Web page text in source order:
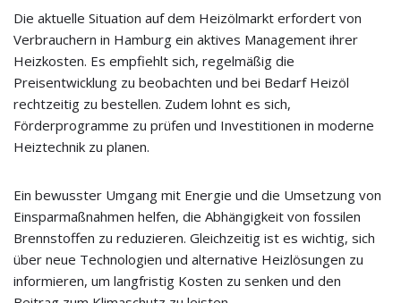
Die aktuelle Situation auf dem Heizölmarkt erfordert von
Verbrauchern in Hamburg ein aktives Management ihrer
Heizkosten. Es empfiehlt sich, regelmäßig die
Preisentwicklung zu beobachten und bei Bedarf Heizöl
rechtzeitig zu bestellen. Zudem lohnt es sich,
Förderprogramme zu prüfen und Investitionen in moderne
Heiztechnik zu planen.
Ein bewusster Umgang mit Energie und die Umsetzung von
Einsparmaßnahmen helfen, die Abhängigkeit von fossilen
Brennstoffen zu reduzieren. Gleichzeitig ist es wichtig, sich
über neue Technologien und alternative Heizlösungen zu
informieren, um langfristig Kosten zu senken und den